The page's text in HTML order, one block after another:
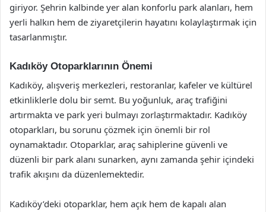
giriyor. Şehrin kalbinde yer alan konforlu park alanları, hem
yerli halkın hem de ziyaretçilerin hayatını kolaylaştırmak için
tasarlanmıştır.
Kadıköy Otoparklarının Önemi
Kadıköy, alışveriş merkezleri, restoranlar, kafeler ve kültürel
etkinliklerle dolu bir semt. Bu yoğunluk, araç trafiğini
artırmakta ve park yeri bulmayı zorlaştırmaktadır. Kadıköy
otoparkları, bu sorunu çözmek için önemli bir rol
oynamaktadır. Otoparklar, araç sahiplerine güvenli ve
düzenli bir park alanı sunarken, aynı zamanda şehir içindeki
trafik akışını da düzenlemektedir.
Kadıköy’deki otoparklar, hem açık hem de kapalı alan